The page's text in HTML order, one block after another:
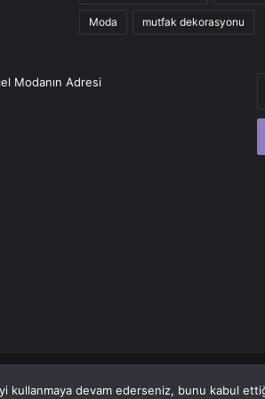
Moda mutfak dekorasyonu
Modanın Adresi
devam ederseniz, bunu kabul